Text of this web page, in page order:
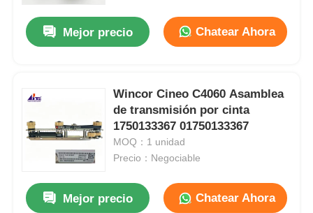
Sobre nosotros
Control de Calidad
Contacto
noticias
Mejor precio Chatear Ahora
Wincor Cineo C4060 Asamblea
de transmisión por cinta
1750133367 01750133367
MOQ：1 unidad
Precio：Negociable
Mejor precio Chatear Ahora